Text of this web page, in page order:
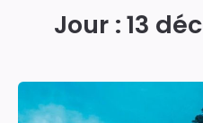
Jour :13